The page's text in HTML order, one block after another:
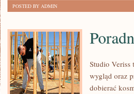
POSTED BY ADMIN
Studio Veriss
wygląd oraz
dobierać